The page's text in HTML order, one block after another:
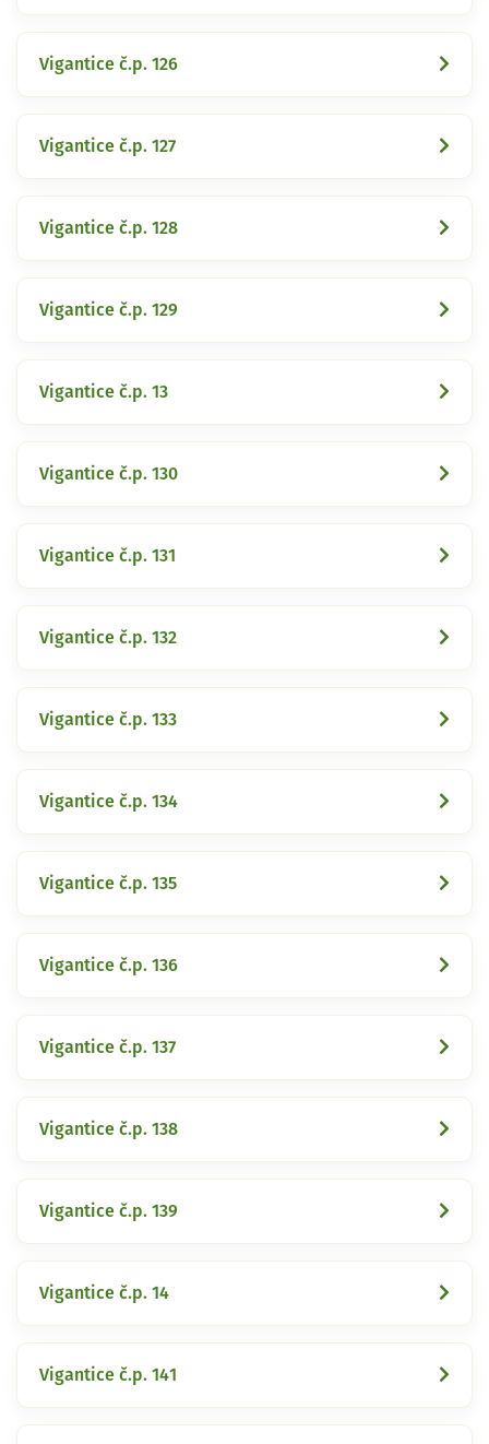
Vigantice č.p. 126
Vigantice č.p. 127
Vigantice č.p. 128
Vigantice č.p. 129
Vigantice č.p. 13
Vigantice č.p. 130
Vigantice č.p. 131
Vigantice č.p. 132
Vigantice č.p. 133
Vigantice č.p. 134
Vigantice č.p. 135
Vigantice č.p. 136
Vigantice č.p. 137
Vigantice č.p. 138
Vigantice č.p. 139
Vigantice č.p. 14
Vigantice č.p. 141